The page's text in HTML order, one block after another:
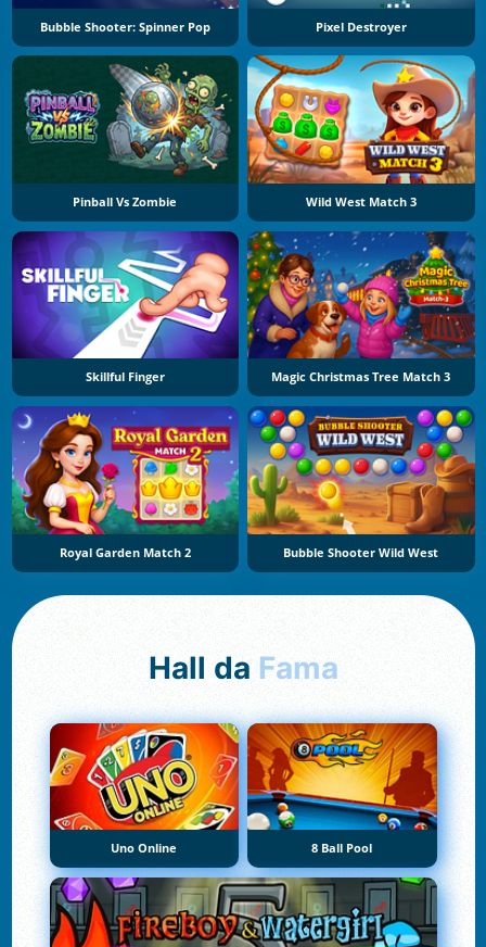
Bubble Shooter: Spinner Pop Pixel Destroyer
Pinball Vs Zombie Wild West Match 3
Skillful Finger Magic Christmas Tree Match 3
Royal Garden Match 2 Bubble Shooter Wild West
Hall da Fama
Uno Online 8 Ball Pool